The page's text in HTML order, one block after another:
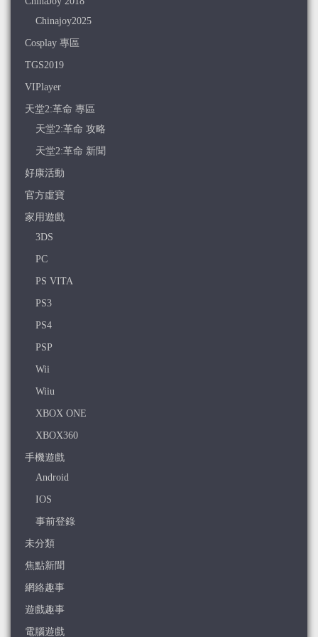
Chinajoy2025
Cosplay 專區
TGS2019
VIPlayer
天堂2:革命 專區
天堂2:革命 攻略
天堂2:革命 新聞
好康活動
官方虛寶
家用遊戲
3DS
PC
PS VITA
PS3
PS4
PSP
Wii
Wiiu
XBOX ONE
XBOX360
手機遊戲
Android
IOS
事前登錄
未分類
焦點新聞
網絡趣事
遊戲趣事
電腦遊戲